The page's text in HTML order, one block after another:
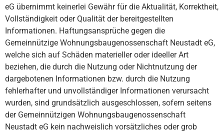
eG übernimmt keinerlei Gewähr für die Aktualität, Korrektheit,
Vollständigkeit oder Qualität der bereitgestellten
Informationen. Haftungsansprüche gegen die
Gemeinnützige Wohnungsbaugenossenschaft Neustadt eG,
welche sich auf Schäden materieller oder ideeller Art
beziehen, die durch die Nutzung oder Nichtnutzung der
dargebotenen Informationen bzw. durch die Nutzung
fehlerhafter und unvollständiger Informationen verursacht
wurden, sind grundsätzlich ausgeschlossen, sofern seitens
der Gemeinnützigen Wohnungsbaugenossenschaft
Neustadt eG kein nachweislich vorsätzliches oder grob